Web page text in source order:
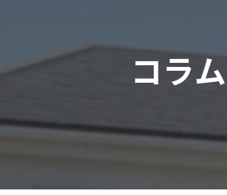
コラム